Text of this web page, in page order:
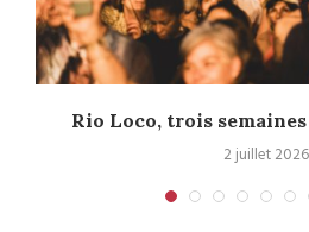
Rio Loco, trois
2 juillet 2026